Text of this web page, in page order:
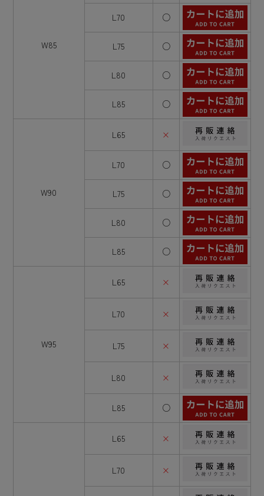
W85
L70 ○
L75 ○
L80 ○
L85 ○
W90
L65 ×
L70 ○
L75 ○
L80 ○
L85 ○
W95
L65 ×
L70 ×
L75 ×
L80 ×
L85 ○
L65 ×
L70 ×